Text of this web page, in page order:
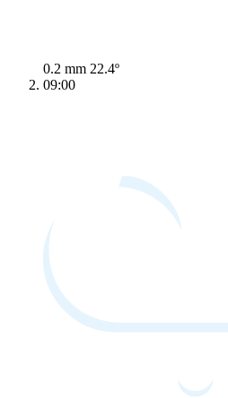
0.2 mm 22.4º
09:00